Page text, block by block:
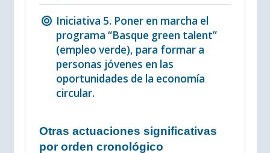
Iniciativa 5. Poner en marcha el
programa “Basque green talent”
(empleo verde), para formar a
personas jóvenes en las
oportunidades de la economía
circular.
Otras actuaciones significativas
por orden cronológico